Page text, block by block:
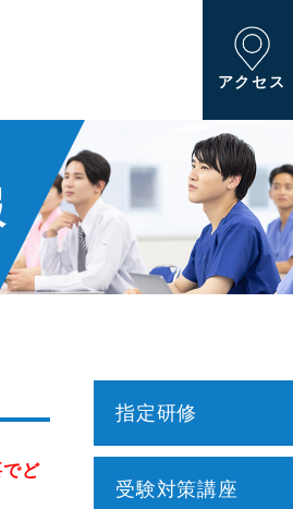
アクセス
ど
指定研修
介護職員初任者研修
受験対策講座